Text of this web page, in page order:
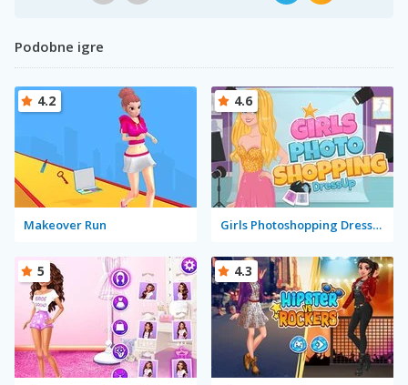
Podobne igre
Makeover Run
4.2
Girls Photoshopping Dressup
4.6
5 4.3